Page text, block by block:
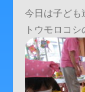
今日は子ども
トウモロコ